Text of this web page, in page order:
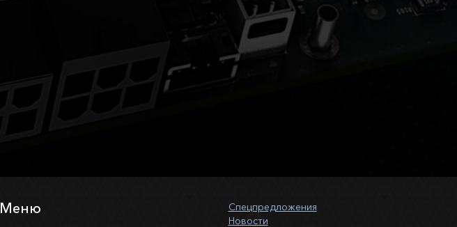
Меню
Спецпредложения
Новости